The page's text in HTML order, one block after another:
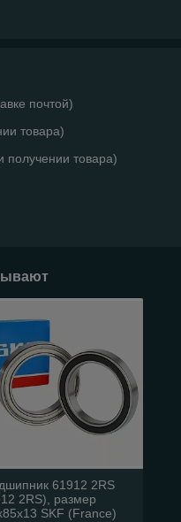
почтой)
товара)
получении товара)
61912 2RS
2RS), размер
SKF (France)